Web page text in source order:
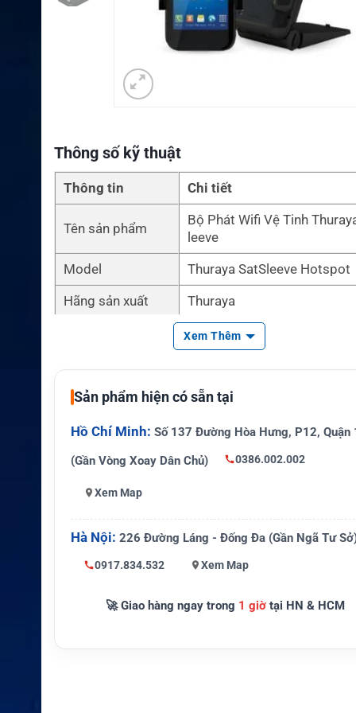
Thông số kỹ thuật
Thông tin Chi tiết
Tên sản phẩm
Bộ Phát Wifi Vệ Tinh
leeve
Model
Thuraya SatSleeve Hotspot
Hãng sản xuất
Thuraya
Thiết bị hotspot vệ tinh cho
phone
ch
Kích thước
142 x 69 x 38 mm
Trọng lượng
Pin
Tính năng quan tr
Gọi thoại, SMS, dữ liệu vệ
Xem Thêm
Sản phẩm hiện có sẵn tại
Hồ Chí Minh: Số 137 Đường Hòa Hưng, P12, Quận
(Gần Vòng Xoay Dân Chủ)
0386.002.002
Xem Map
Hà Nội: 226 Đường Láng - Đống Đa (Gần Ngã Tư
0917.834.532 Xem Map
🚀 Giao hàng ngay trong 1 giờtại HN & HCM